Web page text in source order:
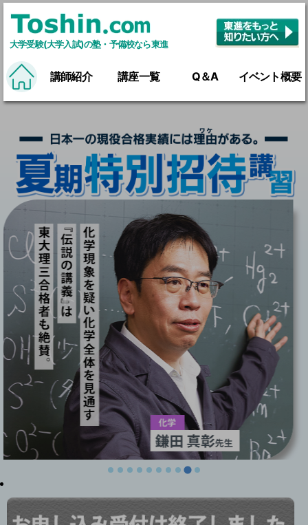
大学受験(大学入試)の塾・予備校なら東進
講師紹介 講座一覧 Q＆A イベント概要